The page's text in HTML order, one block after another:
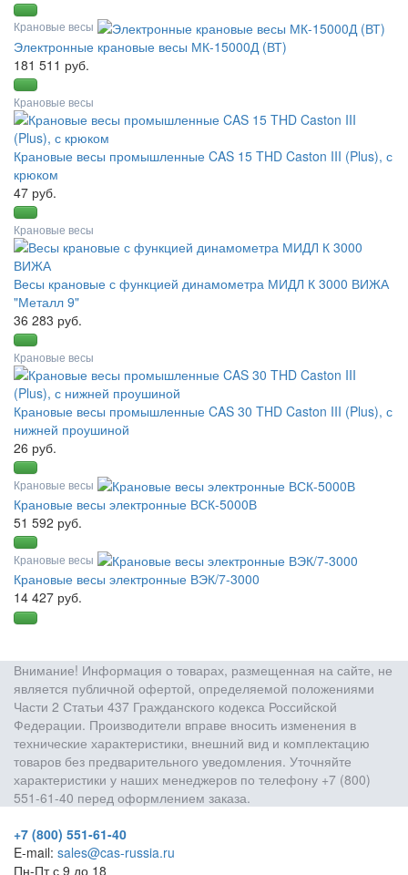
Крановые весы
Электронные крановые весы МК-15000Д (ВТ)
181 511 руб.
Крановые весы
Крановые весы промышленные CAS 15 THD Caston III (Plus), с
крюком
47 руб.
Крановые весы
Весы крановые с функцией динамометра МИДЛ К 3000 ВИЖА
"Металл 9"
36 283 руб.
Крановые весы
Крановые весы промышленные CAS 30 THD Caston III (Plus), с
нижней проушиной
26 руб.
Крановые весы
Крановые весы электронные ВСК-5000В
51 592 руб.
Крановые весы
Крановые весы электронные ВЭК/7-3000
14 427 руб.
Внимание! Информация о товарах, размещенная на сайте, не
является публичной офертой, определяемой положениями
Части 2 Статьи 437 Гражданского кодекса Российской
Федерации. Производители вправе вносить изменения в
технические характеристики, внешний вид и комплектацию
товаров без предварительного уведомления. Уточняйте
характеристики у наших менеджеров по телефону +7 (800)
551-61-40 перед оформлением заказа.
+7 (800) 551-61-40
E-mail: sales@cas-russia.ru
Пн-Пт с 9 до 18